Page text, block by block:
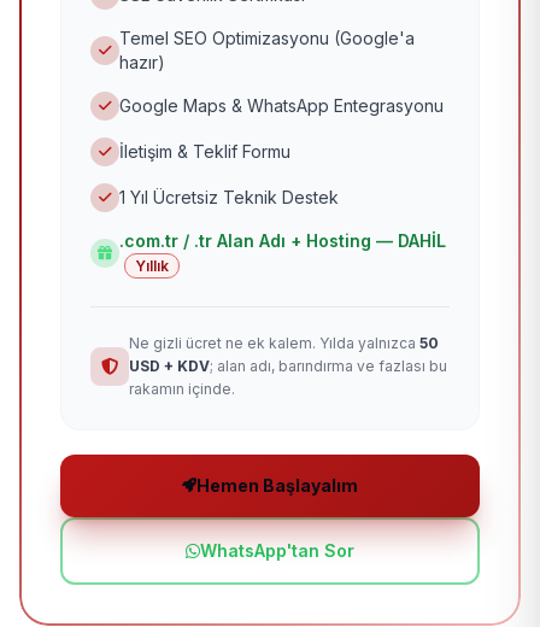
Temel SEO Optimizasyonu (Google'a
hazır)
Google Maps & WhatsApp Entegrasyonu
İletişim & Teklif Formu
1 Yıl Ücretsiz Teknik Destek
.com.tr / .tr Alan Adı + Hosting — DAHİL
Yıllık
Ne gizli ücret ne ek kalem. Yılda yalnızca 50
USD + KDV; alan adı, barındırma ve fazlası bu
rakamın içinde.
Hemen Başlayalım
WhatsApp'tan Sor